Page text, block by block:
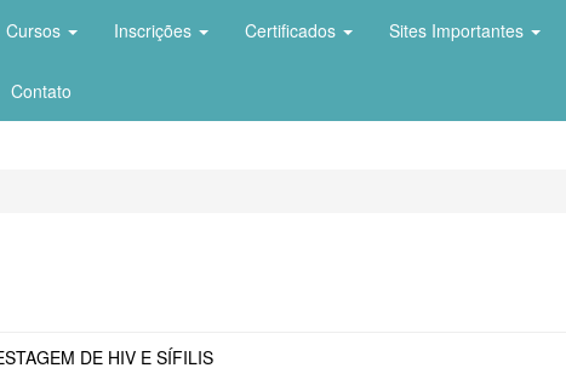
Cursos Inscrições Certificados Sites Importantes
Contato
DE HIV E SÍFILIS